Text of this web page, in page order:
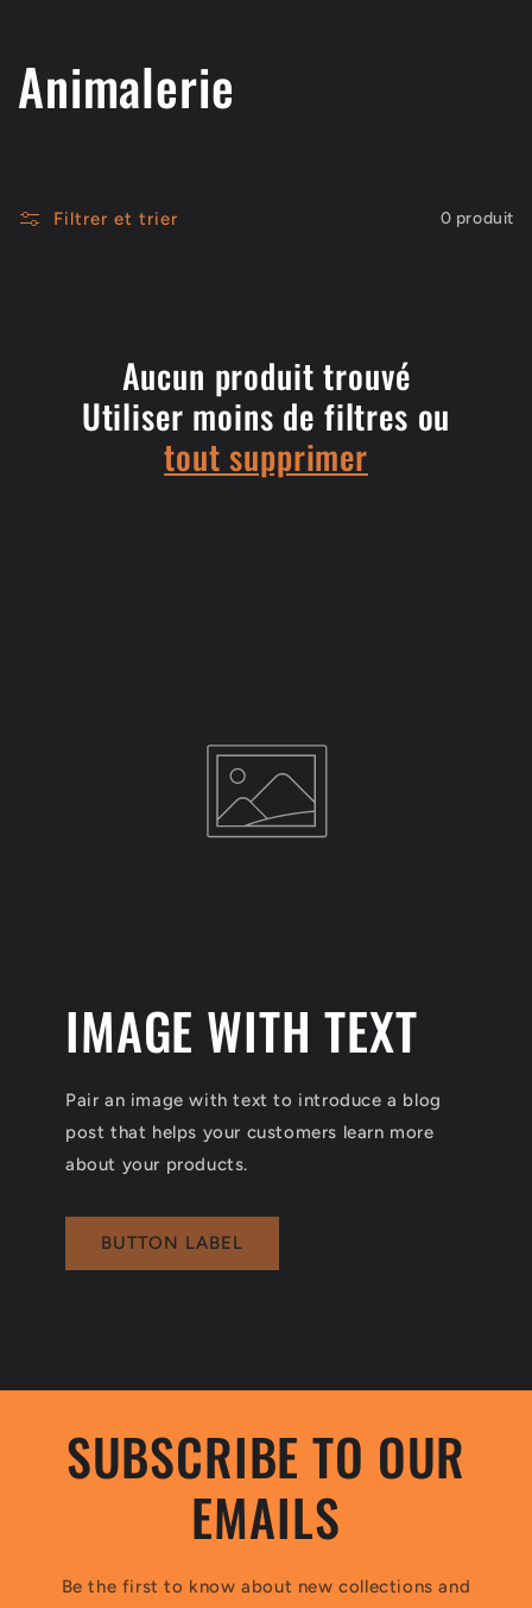
C
l
Animalerie
Filtrer et trier 0 produit
Aucun produit trouvé
Utiliser moins de filtres ou
tout supprimer
IMAGE WITH TEXT
Pair an image with text to introduce a blog
post that helps your customers learn more
about your products.
BUTTON LABEL
SUBSCRIBE TO OUR
EMAILS
Be the first to know about new collections and